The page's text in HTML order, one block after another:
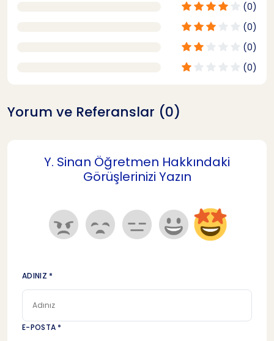
(0)
(0)
(0)
(0)
Yorum ve Referanslar (0)
Y. Sinan Öğretmen Hakkındaki
Görüşlerinizi Yazın
ADINIZ *
E-POSTA *